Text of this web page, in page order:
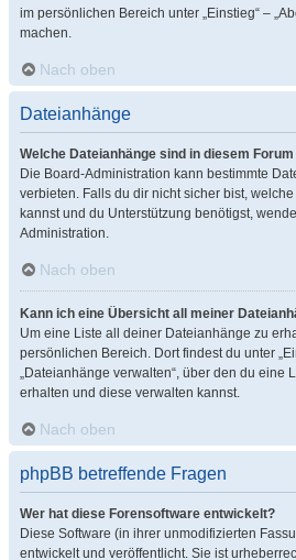
im persönlichen Bereich unter „Einstieg“ –
machen.
Nach oben
Dateianhänge
Welche Dateianhänge sind in diesem
Die Board-Administration kann bestimmte
verbieten. Falls du dir nicht sicher bist,
kannst und du Unterstützung benötigst,
Administration.
Nach oben
Kann ich eine Übersicht all meiner
Um eine Liste all deiner Dateianhänge zu
persönlichen Bereich. Dort findest du unter
„Dateianhänge verwalten“, über den du eine
erhalten und diese verwalten kannst.
Nach oben
phpBB betreffende Fragen
Wer hat diese Forensoftware entwickelt?
Diese Software (in ihrer unmodifizierten
entwickelt und veröffentlicht. Sie ist